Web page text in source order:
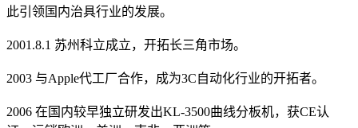
此引领国内治具行业的发展。
2001.8.1 苏州科立成立，开拓长三角市场。
2003 与Apple代工厂合作，成为3C自动化行业的开拓者。
2006 在国内较早独立研发出KL-3500曲线分板机，获CE认